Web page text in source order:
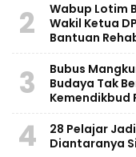
2
Wabup Lotim
Wakil Ketua
Bantuan
3
Bubus
Budaya Tak
Kemendikbud
4
28 Pelajar
Diantaranya